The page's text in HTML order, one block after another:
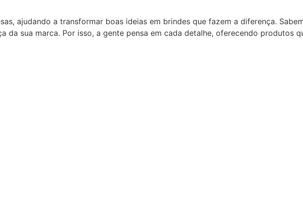
ajudando a transformar boas ideias em brindes que fazem a diferença.
da sua marca. Por isso, a gente pensa em cada detalhe, oferecendo produtos